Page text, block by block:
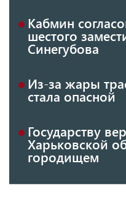
Кабмин
шестого
Синегубова
Из-за жары
стала опасной
Государству
Харьковской
городищем